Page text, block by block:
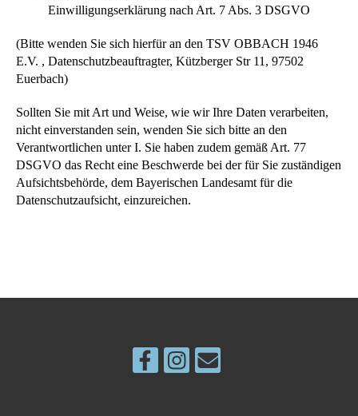
Einwilligungserklärung nach Art. 7 Abs. 3 DSGVO
(Bitte wenden Sie sich hierfür an den TSV OBBACH 1946
E.V. , Datenschutzbeauftragter, Kützberger Str 11, 97502
Euerbach)
Sollten Sie mit Art und Weise, wie wir Ihre Daten verarbeiten,
nicht einverstanden sein, wenden Sie sich bitte an den
Verantwortlichen unter I. Sie haben zudem gemäß Art. 77
DSGVO das Recht eine Beschwerde bei der für Sie zuständigen
Aufsichtsbehörde, dem Bayerischen Landesamt für die
Datenschutzaufsicht, einzureichen.